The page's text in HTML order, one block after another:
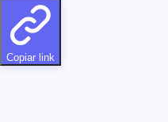
Copiar link